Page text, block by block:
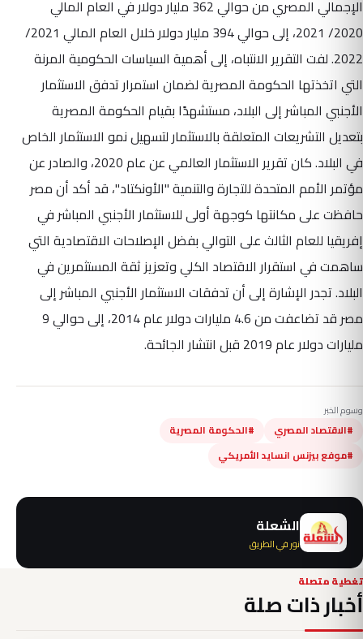
الإجمالي المصري من حوالي 362 مليار دولار في العام المالي
2020/ 2021، إلى حوالي 394 مليار دولار خلال العام المالي 2021/
2022. لفت التقرير الانتباه، إلى أهمية السياسات الحكومية المرنة
التي اتخذتها الحكومة المصرية لضمان استمرار تدفق الاستثمار
الأجنبي المباشر إلى البلاد، مستشهدًا بقيام الحكومة المصرية
بتعديل التشريعات المتعلقة بالاستثمار لتسهيل نمو الاستثمار الخاص
في البلاد. كان تقرير الاستثمار العالمي عن عام 2020، والصادر عن
مؤتمر الأمم المتحدة للتجارة والتنمية "الأونكتاد"، قد أكد أن مصر
حافظت على مكانتها كوجهة أولى للاستثمار الأجنبي المباشر في
إفريقيا للعام الثالث على التوالي بفضل الإصلاحات الاقتصادية التي
ساهمت في استقرار الاقتصاد الكلي وتعزيز ثقة المستثمرين في
البلاد. تجدر الإشارة إلى أن تدفقات الاستثمار الأجنبي المباشر إلى
مصر قد تضاعفت من 4.6 مليارات دولار عام 2014، إلى حوالي 9
مليارات دولار عام 2019 قبل انتشار الجائحة.
وسوم الخبر
#الاقتصاد المصري
#الحكومة المصرية
#موفع بيزنس انسايد الأمريكي
الشعلة
نور في الطريق
تغطية متصلة
أخبار ذات صلة